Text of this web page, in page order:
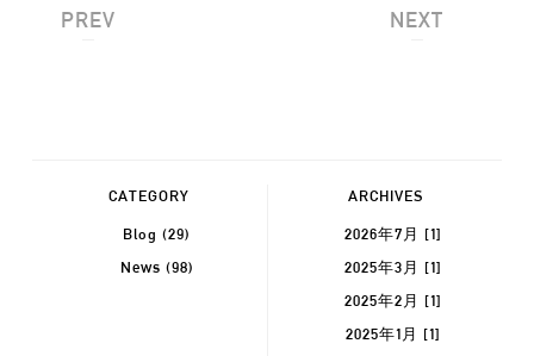
PREV NEXT
CATEGORY
Blog (29)
News (98)
ARCHIVES
2026年7月 [1]
2025年3月 [1]
2025年2月 [1]
2025年1月 [1]